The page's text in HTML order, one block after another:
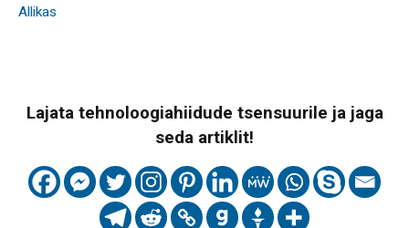
Allikas
Lajata tehnoloogiahiidude tsensuurile ja jaga
seda artiklit!